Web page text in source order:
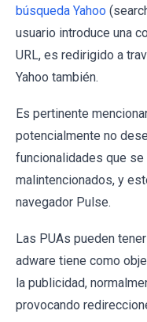
búsqueda Yahoo
usuario introduce una
URL, es redirigido a
Yahoo también.
Es pertinente
potencialmente no
funcionalidades que
malintencionados, y
navegador Pulse.
Las PUAs pueden
adware tiene como
la publicidad,
provocando